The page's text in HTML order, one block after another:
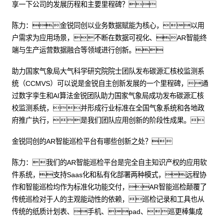
享一下公司的发展历程和主要里程碑？
陈力：金锐同创以业务数据赋能为核心，以用
户需求为应用场景，不断在数据可视化、AR智能终
端与生产运营数据融合等领域进行创新。
助力国家气象局大气科学研究院院士团队发布碳源汇核校监测系
统（CCMVS）可以说是金锐自主创新发展的一个里程碑，通
过数字孪生和AI算法金锐团队助力国家气象局成功发布碳源汇核
校监测系统，并形成行业标准在全国气象系统和各地政
府推广执行，是我们团队应用创新的阶段性成果。
金锐同创的AR智能巡检平台有哪些创新之处？
陈力：我们的AR智能巡检平台是完全自主知识产权的应用软
件系统，支持Saas化和私有化部署两种模式，远程协
作和智能巡检均作为标准化功能交付，AR智能巡检颠覆了
传统巡检对于人的主观能动性的依赖，巡检记录和工具也从
传统的纸质计划表、手机、pad、巡更棒集成